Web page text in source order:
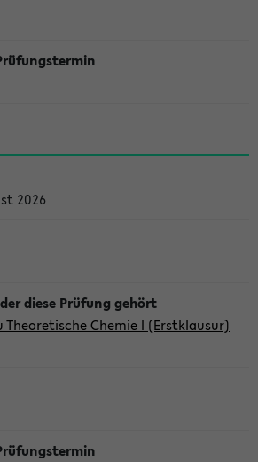
2026
Theoretische Chemie I (Erstklausur)